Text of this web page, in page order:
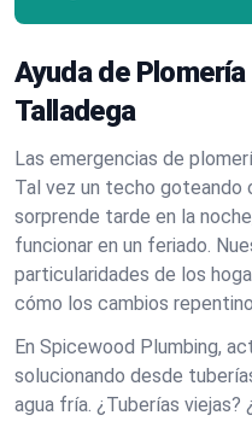
Ayuda de
Talladega
Las emergencias de
Tal vez un techo goteando
sorprende tarde en la
funcionar en un feriado.
particularidades de los
cómo los cambios
En Spicewood Plumbing,
solucionando desde
agua fría. ¿Tuberías